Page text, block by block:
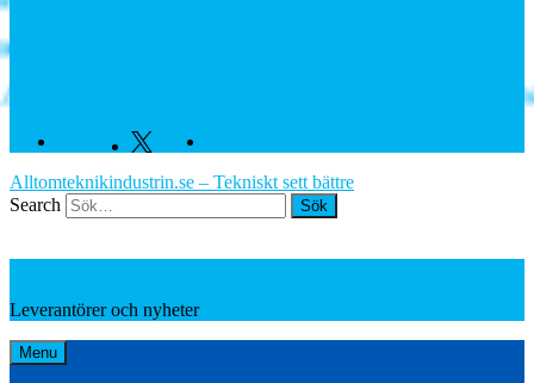
som växte när industrin blev digital
Europe fördjupar samarbetet för att leverera
Facebook Twitter
Alltomteknikindustrin.se – Tekniskt sett bättre
Search
Leverantörer och nyheter
Menu